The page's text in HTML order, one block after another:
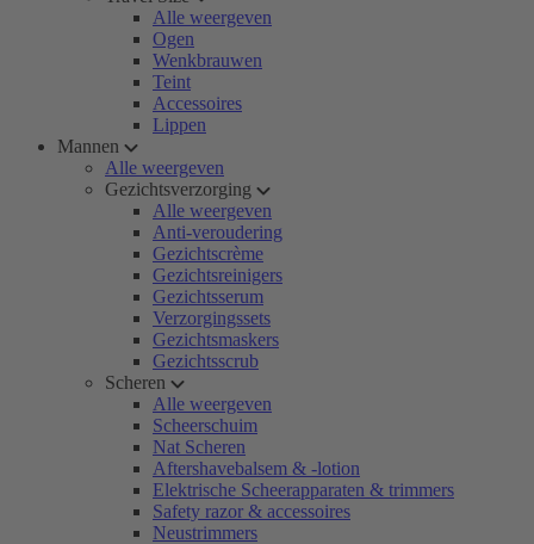
Alle weergeven
Ogen
Wenkbrauwen
Teint
Accessoires
Lippen
Mannen
Alle weergeven
Gezichtsverzorging
Alle weergeven
Anti-veroudering
Gezichtscrème
Gezichtsreinigers
Gezichtsserum
Verzorgingssets
Gezichtsmaskers
Gezichtsscrub
Scheren
Alle weergeven
Scheerschuim
Nat Scheren
Aftershavebalsem & -lotion
Elektrische Scheerapparaten & trimmers
Safety razor & accessoires
Neustrimmers